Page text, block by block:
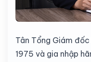
Tân Tổng Giám
1975 và gia nhập